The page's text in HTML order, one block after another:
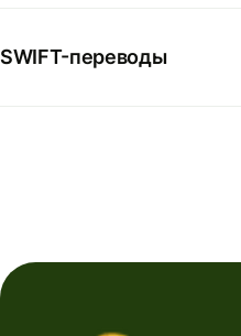
SWIFT-переводы